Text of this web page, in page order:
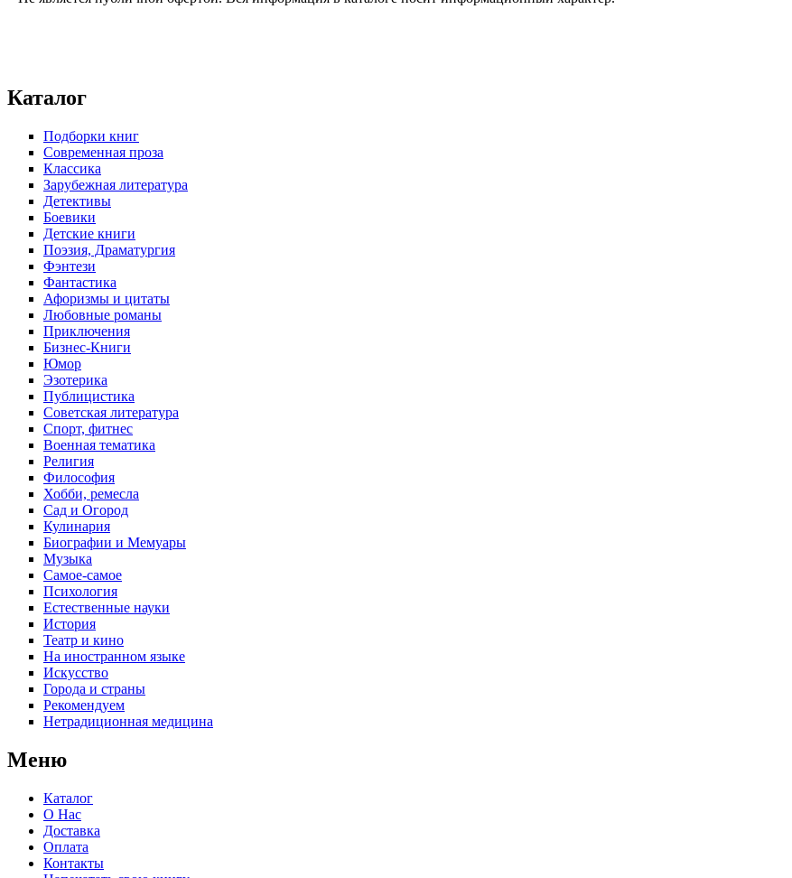
Каталог
Подборки книг
Современная проза
Классика
Зарубежная литература
Детективы
Боевики
Детские книги
Поэзия, Драматургия
Фэнтези
Фантастика
Афоризмы и цитаты
Любовные романы
Приключения
Бизнес-Книги
Юмор
Эзотерика
Публицистика
Советская литература
Спорт, фитнес
Военная тематика
Религия
Философия
Хобби, ремесла
Сад и Огород
Кулинария
Биографии и Мемуары
Музыка
Самое-самое
Психология
Естественные науки
История
Театр и кино
На иностранном языке
Искусство
Города и страны
Рекомендуем
Нетрадиционная медицина
Меню
Каталог
О Нас
Доставка
Оплата
Контакты